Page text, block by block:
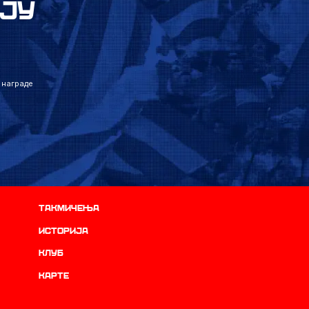
Такмичења
историја
Клуб
Карте